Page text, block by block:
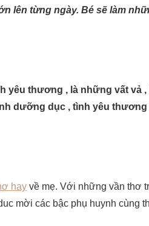
lên từng ngày. Bé sẽ làm
thương , là những vất vả ,
dưỡng dục , tình yêu
hay về mẹ. Với những vần thơ
mời các bậc phụ huynh cùng